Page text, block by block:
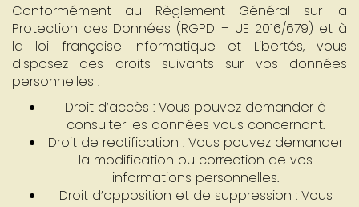
Conformément au Règlement Général sur la
Protection des Données (RGPD – UE 2016/679) et à
la loi française Informatique et Libertés, vous
disposez des droits suivants sur vos données
personnelles :
Droit d’accès : Vous pouvez demander à
consulter les données vous concernant.
Droit de rectification : Vous pouvez demander
la modification ou correction de vos
informations personnelles.
Droit d’opposition et de suppression : Vous